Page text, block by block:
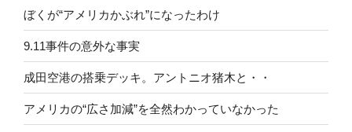
ぼくが“アメリカかぶれ”になったわけ
9.11事件の意外な事実
成田空港の搭乗デッキ。アントニオ猪木と・・
アメリカの“広さ加減”を全然わかっていなかった